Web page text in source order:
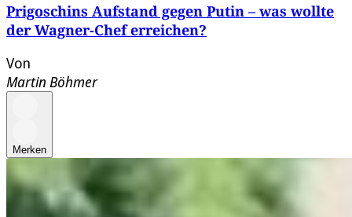
Prigoschins Aufstand gegen Putin – was wollte
der Wagner-Chef erreichen?
Von
Martin Böhmer
Merken